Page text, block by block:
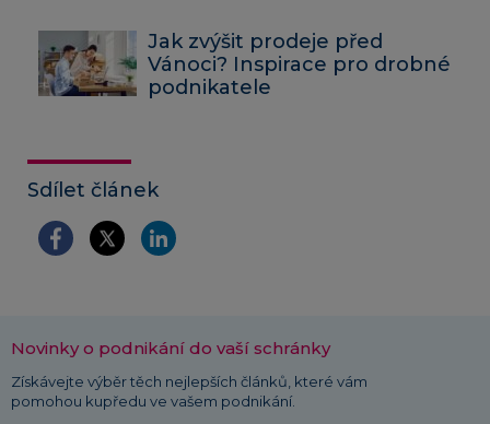
Jak zvýšit prodeje před
Vánoci? Inspirace pro drobné
podnikatele
Sdílet článek
Novinky o podnikání do vaší schránky
Získávejte výběr těch nejlepších článků, které vám
pomohou kupředu ve vašem podnikání.